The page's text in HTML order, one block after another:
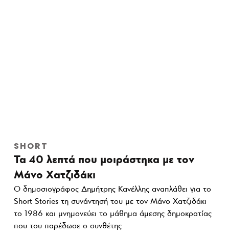
SHORT
Τα 40 λεπτά που μοιράστηκα με τον
Μάνο Χατζιδάκι
Ο δημοσιογράφος Δημήτρης Κανέλλης αναπλάθει για το
Short Stories τη συνάντησή του με τον Μάνο Χατζιδάκι
το 1986 και μνημονεύει το μάθημα άμεσης δημοκρατίας
που του παρέδωσε ο συνθέτης